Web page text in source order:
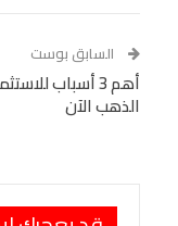
Tumblr
البريد الإلكتروني
Digg
السابق بوست
أهم 3 أسباب
الذهب الآن